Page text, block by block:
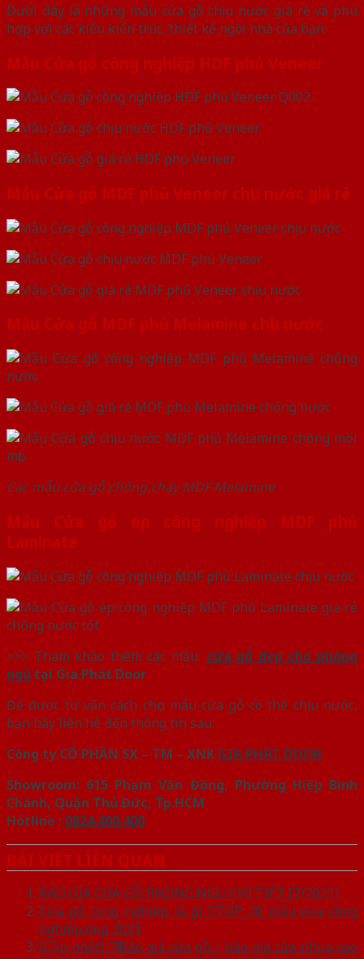
Dưới đây là những mẫu cửa gỗ chịu nước giá rẻ và phù
hợp với các kiểu kiến trúc, thiết kế ngôi nhà của bạn:
Mẫu Cửa gỗ công nghiệp HDF phủ Veneer
Mẫu Cửa gỗ MDF phủ Veneer chịu nước giá rẻ
Mẫu Cửa gỗ MDF phủ Melamine chịu nước
Các mẫu cửa gỗ chống cháy MDF Melamine
Mẫu Cửa gỗ ép công nghiệp MDF phủ
Laminate
>>> Tham khảo thêm các mẫu: cửa gỗ đẹp cho phòng
ngủ tại Gia Phát Door
Để được tư vấn cách chọn mẫu cửa gỗ có thể chịu nước,
bạn hãy liên hệ đến thông tin sau:
Công ty CỔ PHẦN SX – TM – XNK GIA PHÁT DOOR
Showroom: 615 Phạm Văn Đồng, Phường Hiệp Bình
Chánh, Quận Thủ Đức, Tp.HCM
Hotline : 0824.400.400
BÀI VIẾT LIÊN QUAN
BÁO GIÁ CỬA GỖ PHÒNG NGỦ CHI TIẾT [7/2021]
Cửa gỗ công nghiệp là gì ?.TOP 20 mẫu cửa công
nghiệp đẹp 2021
[Cập nhật] ☑️Báo giá cửa gỗ | báo giá cửa nhựa cao